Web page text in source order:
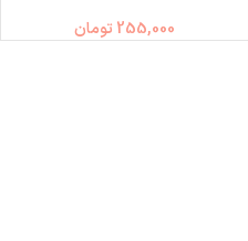
255,000 تومان